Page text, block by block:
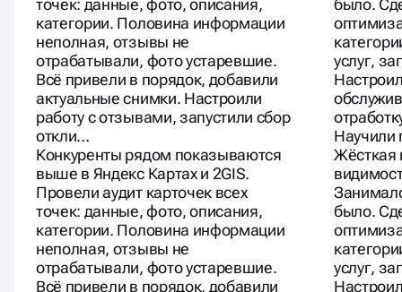
категории. Половина информации
неполная, отзывы не
отрабатывали, фото устаревшие.
Всё привели в порядок, добавили
актуальные снимки. Настроили
работу с отзывами, запустили сбор
откли…
Конкуренты рядом показываются
выше в Яндекс Картах и 2GIS.
Провели аудит карточек всех
точек: данные, фото, описания,
категории. Половина информации
неполная, отзывы не
отрабатывали, фото устаревшие.
Всё привели в порядок, добавили
услуг,
Научили
Жёсткая
было.
услуг,